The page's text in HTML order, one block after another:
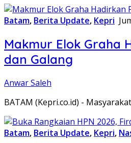
Batam, Berita Update, Kepri
Makmur Elok Graha
dan Galang
Anwar Saleh
BATAM (Kepri.co.id) -
Batam, Berita Update, Kepri,